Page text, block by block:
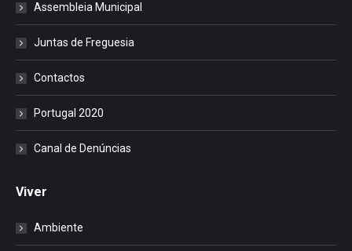
Assembleia Municipal
Juntas de Freguesia
Contactos
Portugal 2020
Canal de Denúncias
Viver
Ambiente